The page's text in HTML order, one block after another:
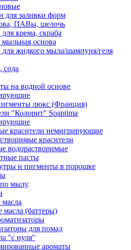
для заливки форм
ПАВы, щелочь
крема, скраба
мыльная основа
жидкого мыла/шампуня/геля
сода
на водной основе
люкс (Франция)
"Колорит" Soaptima
красители немигрирующие
красители
водорастворимые
пасты
и пигменты в порошке
мылу
масла (баттеры)
для помад
"с нуля"
ароматы